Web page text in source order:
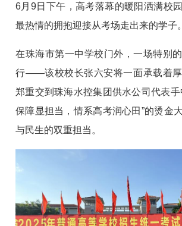
6月9日下午，高考落幕的暖阳洒满校
最热情的拥抱迎接从考场走出来的学子。
在珠海市第一中学校门外，一场特别
行——该校校长张六安将一面承载着厚
郑重交到珠海水控集团供水公司代表手
保障显担当，情系高考润心田”的烫金
与民生的双重担当。